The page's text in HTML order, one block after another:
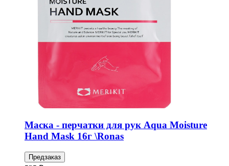
Маска - перчатки для рук Aqua Moisture
Hand Mask 16г \Ronas
Предзаказ